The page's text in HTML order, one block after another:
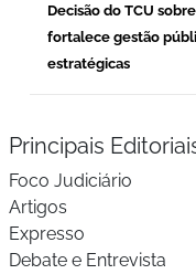
Decisão do TCU
fortalece gestão
estratégicas
Principais
Foco Judiciário
Artigos
Expresso
Debate e Entrevista